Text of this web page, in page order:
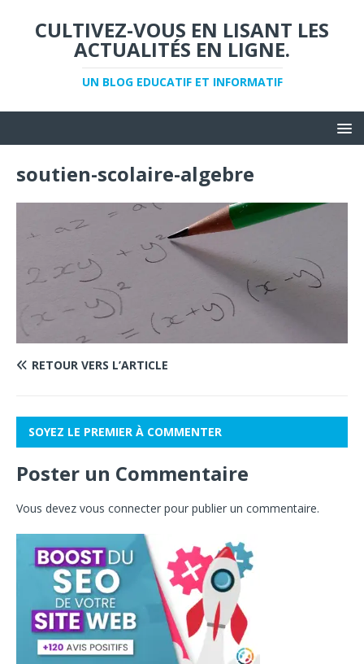
CULTIVEZ-VOUS EN LISANT LES
ACTUALITÉS EN LIGNE.
UN BLOG EDUCATIF ET INFORMATIF
soutien-scolaire-algebre
RETOUR VERS L’ARTICLE
SOYEZ LE PREMIER À COMMENTER
Poster un Commentaire
Vous devez vous connecter pour publier un commentaire.